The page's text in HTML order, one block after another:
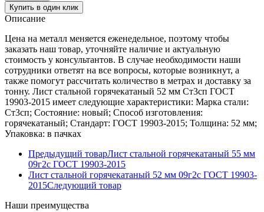
Купить в один клик
Описание
Цена на металл меняется еженедельное, поэтому чтобы
заказать наш товар, уточняйте наличие и актуальную
стоимость у консультантов. В случае необходимости наши
сотрудники ответят на все вопросы, которые возникнут, а
также помогут рассчитать количество в метрах и доставку за
тонну. Лист стальной горячекатаный 52 мм Ст3сп ГОСТ
19903-2015 имеет следующие характеристики: Марка стали:
Ст3сп; Состояние: новый; Способ изготовления:
горячекатаный; Стандарт: ГОСТ 19903-2015; Толщина: 52 мм;
Упаковка: в пачках
Предыдущий товарЛист стальной горячекатаный 55 мм
09г2с ГОСТ 19903-2015
Лист стальной горячекатаный 52 мм 09г2с ГОСТ 19903-
2015Следующий товар
Наши преимущества